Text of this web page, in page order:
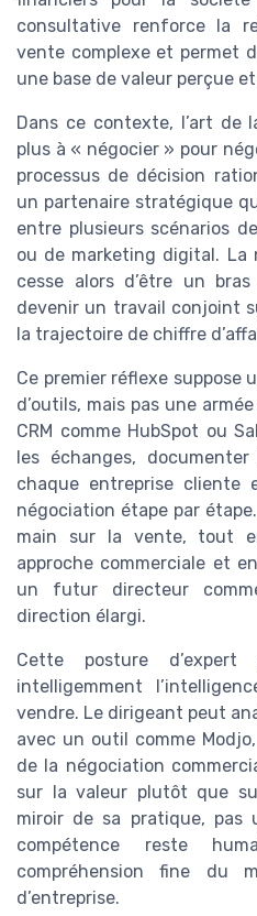
consultative renforce la
vente complexe et permet
une base de valeur perçue
Dans ce contexte, l’art de
plus à « négocier » pour
processus de décision
un partenaire stratégique
entre plusieurs scénarios
ou de marketing digital. La
cesse alors d’être un
devenir un travail conjoint
la trajectoire de chiffre
Ce premier réflexe suppose
d’outils, mais pas une
CRM comme HubSpot ou
les échanges,
chaque entreprise cliente
négociation étape par
main sur la vente, tout
approche commerciale et
un futur directeur
direction élargi.
Cette posture d’expert
intelligemment
vendre. Le dirigeant peut
avec un outil comme
de la négociation
sur la valeur plutôt que
miroir de sa pratique, pas
compétence reste
compréhension fine du
d’entreprise.